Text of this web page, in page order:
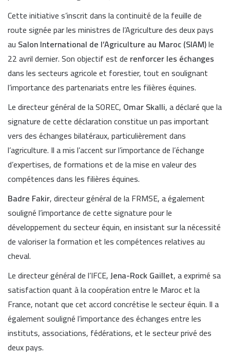
Cette initiative s’inscrit dans la continuité de la feuille de
route signée par les ministres de l’Agriculture des deux pays
au Salon International de l’Agriculture au Maroc (SIAM)le
22 avril dernier. Son objectif est de renforcer les échanges
dans les secteurs agricole et forestier, tout en soulignant
l’importance des partenariats entre les filières équines.
Le directeur général de la SOREC, Omar Skalli, a déclaré que la
signature de cette déclaration constitue un pas important
vers des échanges bilatéraux, particulièrement dans
l’agriculture. Il a mis l’accent sur l’importance de l’échange
d’expertises, de formations et de la mise en valeur des
compétences dans les filières équines.
Badre Fakir, directeur général de la FRMSE, a également
souligné l’importance de cette signature pour le
développement du secteur équin, en insistant sur la nécessité
de valoriser la formation et les compétences relatives au
cheval.
Le directeur général de l’IFCE,Jena-Rock Gaillet, a exprimé sa
satisfaction quant à la coopération entre le Maroc et la
France, notant que cet accord concrétise le secteur équin. Il a
également souligné l’importance des échanges entre les
instituts, associations, fédérations, et le secteur privé des
deux pays.